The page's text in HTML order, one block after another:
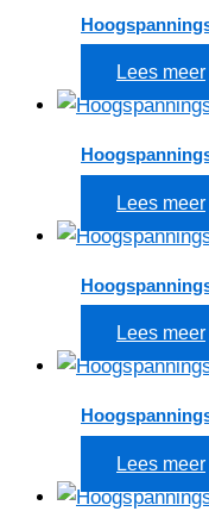
Lees meer
Lees meer
Lees meer
Lees meer